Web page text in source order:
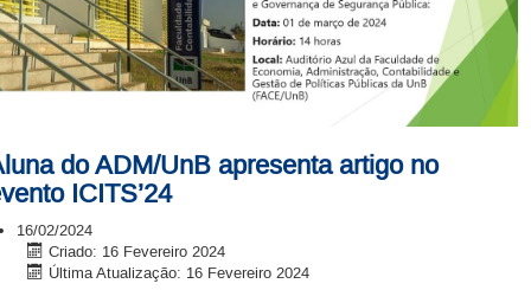
do ADM/UnB apresenta artigo no
ICITS’24
16/02/2024
Criado: 16 Fevereiro 2024
Última Atualização: 16 Fevereiro 2024